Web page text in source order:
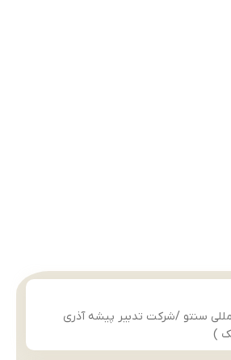
سنتو /شرکت تدبیر پیشه آذری
)